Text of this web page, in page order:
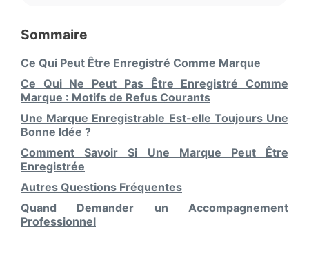
Sommaire
Ce Qui Peut Être Enregistré Comme Marque
Ce Qui Ne Peut Pas Être Enregistré Comme
Marque : Motifs de Refus Courants
Une Marque Enregistrable Est-elle Toujours Une
Bonne Idée ?
Comment Savoir Si Une Marque Peut Être
Enregistrée
Autres Questions Fréquentes
Quand Demander un Accompagnement
Professionnel